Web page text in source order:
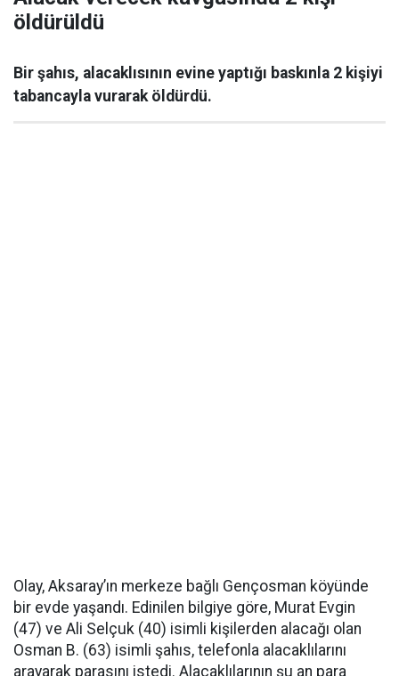
öldürüldü
Bir şahıs, alacaklısının evine yaptığı baskınla 2 kişiyi
tabancayla vurarak öldürdü.
Olay, Aksaray’ın merkeze bağlı Gençosman köyünde
bir evde yaşandı. Edinilen bilgiye göre, Murat Evgin
(47) ve Ali Selçuk (40) isimli kişilerden alacağı olan
Osman B. (63) isimli şahıs, telefonla alacaklılarını
arayarak parasını istedi. Alacaklılarının şu an para